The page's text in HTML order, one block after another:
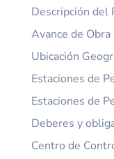
Descripción del
Avance de Obra
Ubicación
Estaciones de
Estaciones de
Deberes y
Centro de